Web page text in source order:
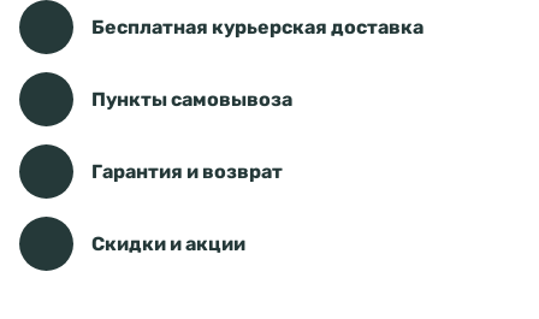
Бесплатная курьерская доставка
Пункты самовывоза
Гарантия и возврат
Скидки и акции